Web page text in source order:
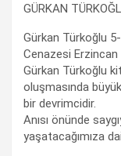
GÜRKAN
Gürkan Türkoğlu
Cenazesi Erzincan
Gürkan Türkoğlu
oluşmasında
bir devrimcidir.
Anısı önünde
yaşatacağımıza